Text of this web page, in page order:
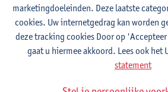
Domein 6. Kwantitatieve
Beschrijvende statistiek en
2E SEM
3studiepunten
Stephan Van der Veeken
marketingdoeleinden. Deze laatste
cookies. Uw internetgedrag kan worden
deze tracking cookies Door op
gaat u hiermee akkoord. Lees ook het
statement